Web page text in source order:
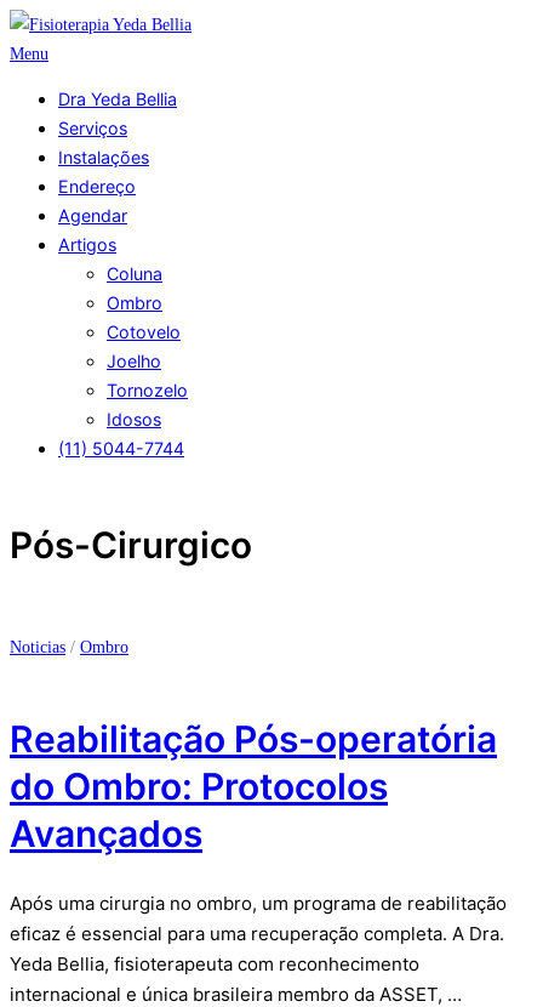
Pular
para
conteúdo
Menu
Dra Yeda Bellia
Serviços
Instalações
Endereço
Agendar
Artigos
Coluna
Ombro
Cotovelo
Joelho
Tornozelo
Idosos
(11) 5044-7744
Pós-Cirurgico
Noticias / Ombro
Reabilitação Pós-operatória
do Ombro: Protocolos
Avançados
Após uma cirurgia no ombro, um programa de reabilitação
eficaz é essencial para uma recuperação completa. A Dra.
Yeda Bellia, fisioterapeuta com reconhecimento
internacional e única brasileira membro da ASSET, …